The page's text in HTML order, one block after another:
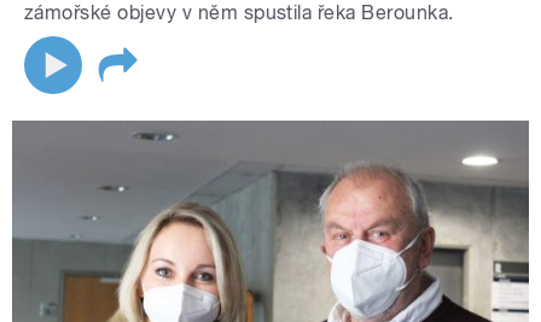
zámořské objevy v něm spustila řeka Berounka.